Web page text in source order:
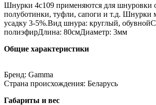
Шнурки 4с109 применяются для шнуровки
полуботинки, туфли, сапоги и т.д. Шнурки
усадку 3-5%.Вид шнура: круглый,
полиэфирДлина: 80смДиаметр: 3мм
Общие характеристики
Бренд: Gamma
Страна происхождения: Беларусь
Габариты и вес